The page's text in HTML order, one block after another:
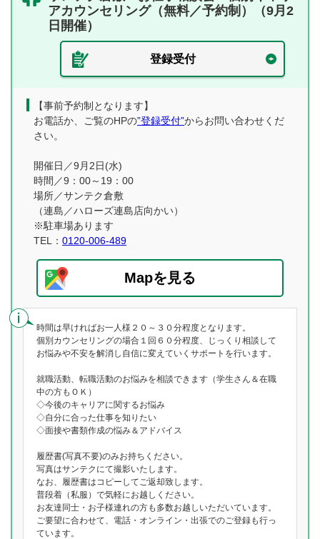
アカウンセリング（無料／予約制）（9月2
日開催）
登録受付
【事前予約制となります】
お電話か、ご覧のHPの”登録受付”からお問い合わせくだ
さい。
開催日／9月2日(水)
時間／9：00～19：00
場所／サンテク倉敷
（連島／ハローズ連島店向かい）
※駐車場あります
TEL： 0120-006-489
Mapを見る
時間は早ければお一人様２０～３０分程度となります。
個別カウンセリングの場合１回６０分程度、じっくり相談して
お悩みや不安を解消し自信に変えていくサポートを行います。
就職活動、転職活動のお悩みを相談できます（学生さん＆在職
中の方もＯＫ）
◇今後のキャリアに関するお悩み
◇自分に合った仕事を知りたい
◇面接や書類作成の悩み＆アドバイス
履歴書(写真不要)のみお持ちください。
写真はサンテクにて撮影いたします。
なお、履歴書はコピーしてご返却致します。
普段着（私服）で気軽にお越しください。
お友達同士・お子様連れの方も多数お越しいただいています。
ご要望に合わせて、電話・オンライン・出張でのご登録も行っ
ています。